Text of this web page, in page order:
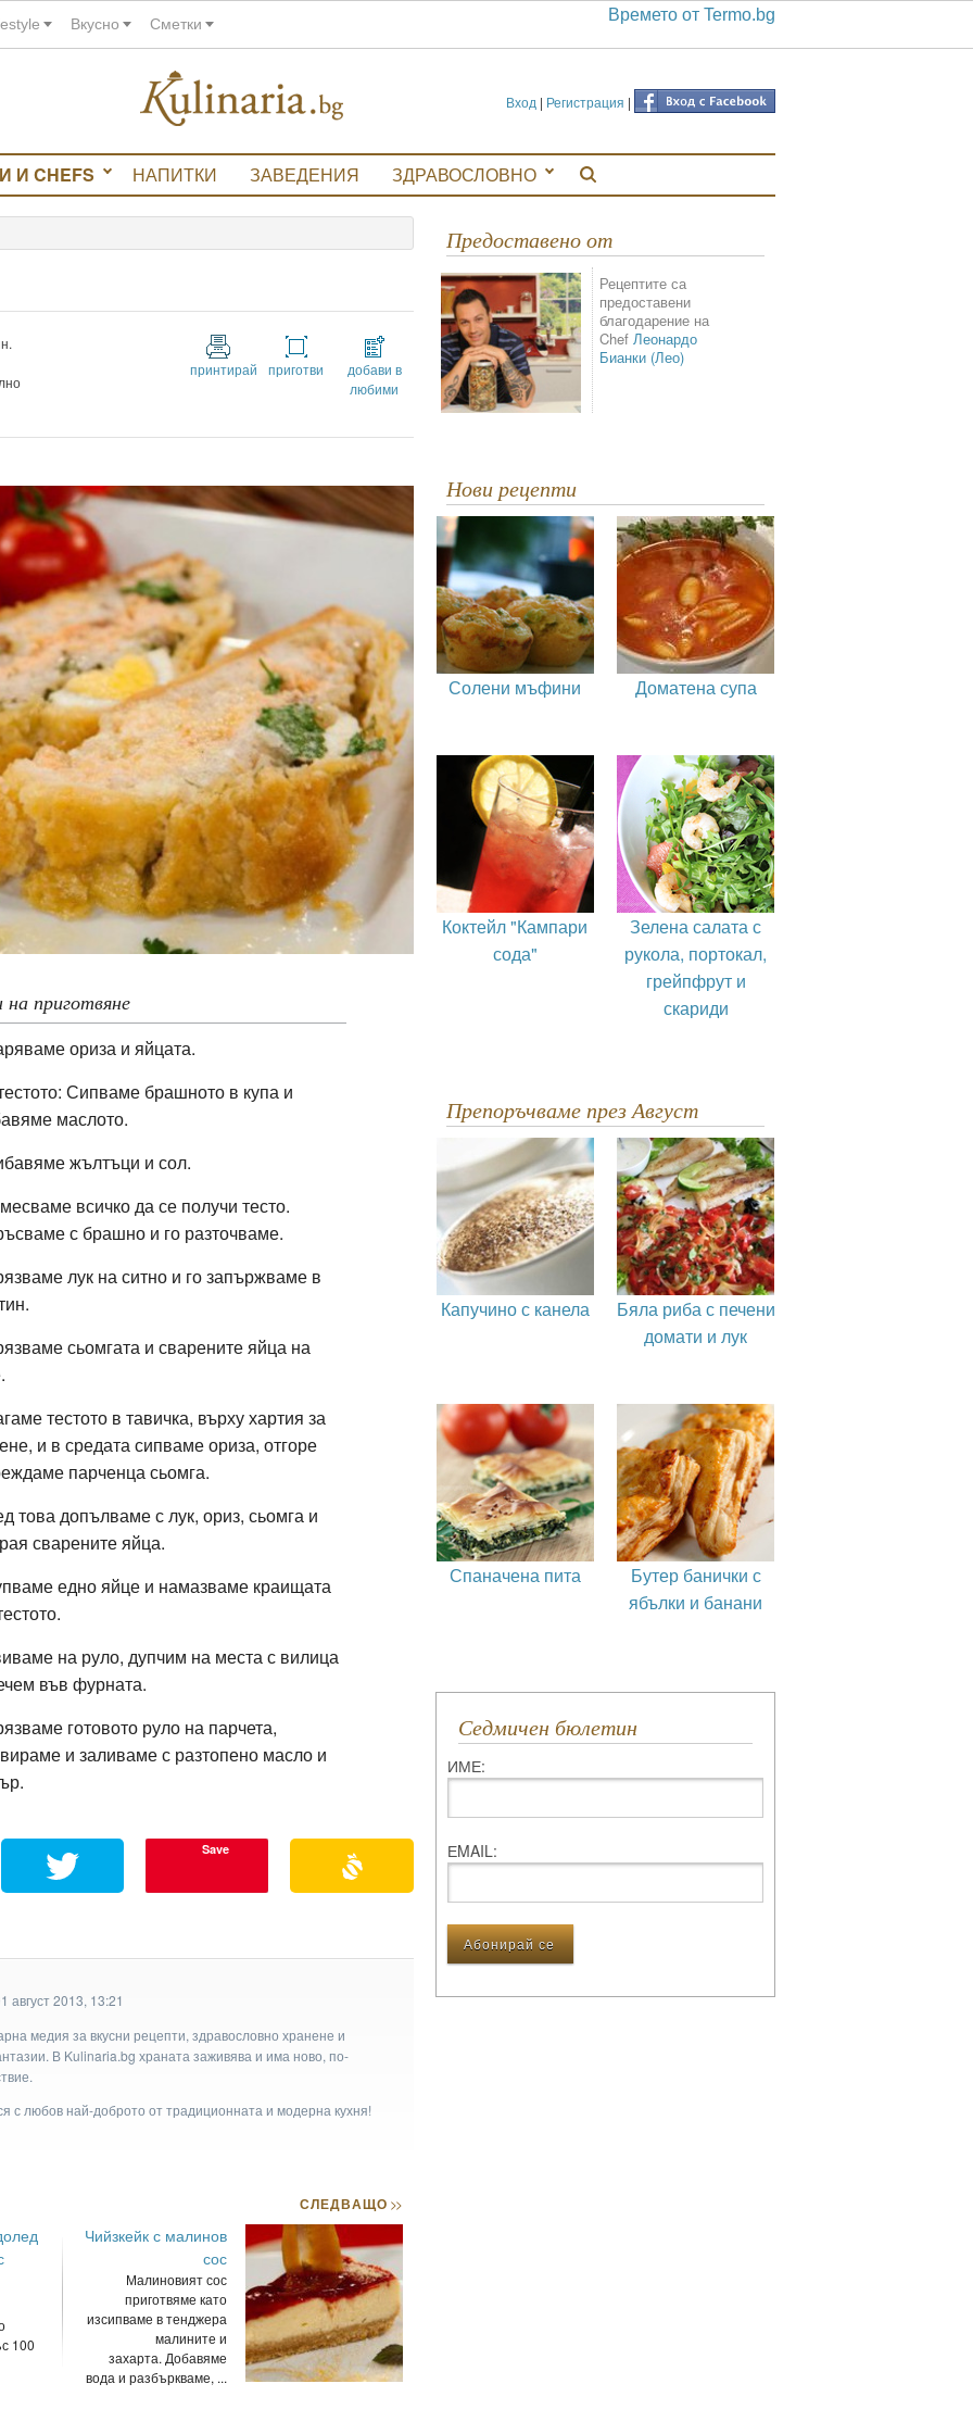
Вкусно Сметки Времето от Termo.bg
Вход | Регистрация |
И CHEFS НАПИТКИ ЗАВЕДЕНИЯ ЗДРАВОСЛОВНО
принтирай приготви
добави в
любими
на приготвяне
ориза и яйцата.
Сипваме брашното в купа и
маслото.
жълтъци и сол.
всичко да се получи тесто.
с брашно и го разточваме.
лук на ситно и го запържваме в
сьомгата и сварените яйца на
тестото в тавичка, върху хартия за
и в средата сипваме ориза, отгоре
парченца сьомга.
това допълваме с лук, ориз, сьомга и
сварените яйца.
едно яйце и намазваме краищата
на руло, дупчим на места с вилица
във фурната.
готовото руло на парчета,
и заливаме с разтопено масло и
Save
август 2013, 13:21
медия за вкусни рецепти, здравословно хранене и
В Kulinaria.bg храната заживява и има ново, по-
с любов най-доброто от традиционната и модерна кухня!
100
СЛЕДВАЩО>>
Чийзкейк с малинов
сос
Малиновият сос
приготвяме като
изсипваме в тенджера
малините и
захарта. Добавяме
вода и разбъркваме, ...
Предоставено от
Рецептите са
предоставени
благодарение на
Chef Леонардо
Бианки (Лео)
Нови рецепти
Солени мъфини Доматена супа
Коктейл "Кампари
сода"
Зелена салата с
рукола, портокал,
грейпфрут и
скариди
Препоръчваме през Август
Капучино с канела
Бяла риба с печени
домати и лук
Спаначена пита
Бутер банички с
ябълки и банани
Седмичен бюлетин
ИМЕ:
ЕMAIL: